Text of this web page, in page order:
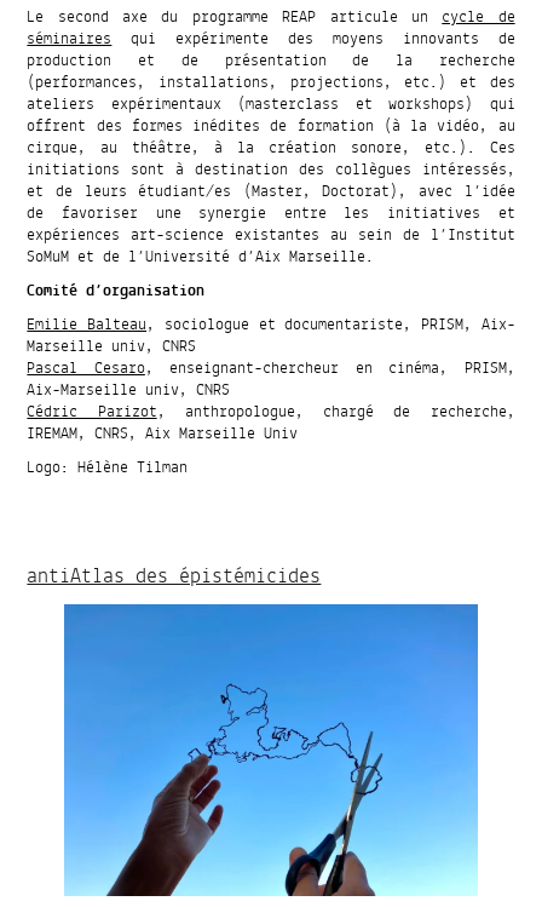
Le second axe du programme REAP articule uncycle de
séminairesqui expérimente des moyens innovants de
production et de présentation de la recherche
(performances, installations, projections, etc.) et des
ateliers expérimentaux (masterclass et workshops) qui
offrent des formes inédites de formation (à la vidéo, au
cirque, au théâtre, à la création sonore, etc.). Ces
initiations sont à destination des collègues intéressés,
et de leurs étudiant/es (Master, Doctorat), avec l’idée
de favoriser une synergie entre les initiatives et
expériences art-science existantes au sein de l’Institut
SoMuM et de l’Université d’Aix Marseille.
Comité d’organisation
Emilie Balteau, sociologue et documentariste, PRISM, Aix-
Marseille univ, CNRS
Pascal Cesaro, enseignant-chercheur en cinéma, PRISM,
Aix-Marseille univ, CNRS
Cédric Parizot, anthropologue, chargé de recherche,
IREMAM, CNRS, Aix Marseille Univ
Logo: Hélène Tilman
antiAtlas des épistémicides